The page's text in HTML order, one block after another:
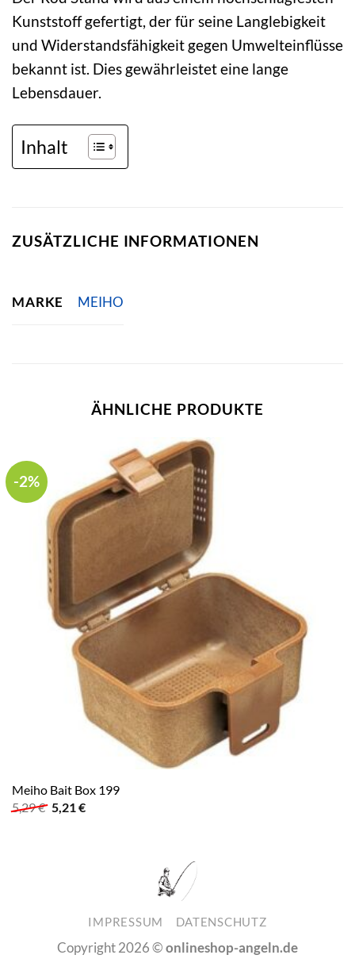
Kunststoff gefertigt, der für seine Langlebigkeit
und Widerstandsfähigkeit gegen Umwelteinflüsse
bekannt ist. Dies gewährleistet eine lange
Lebensdauer.
Inhalt
ZUSÄTZLICHE INFORMATIONEN
MARKE MEIHO
ÄHNLICHE PRODUKTE
-2%
Meiho Bait Box 199
5,29€ Ursprünglicher
5,21€Aktueller
IMPRESSUM DATENSCHUTZ
Copyright 2026 ©onlineshop-angeln.de